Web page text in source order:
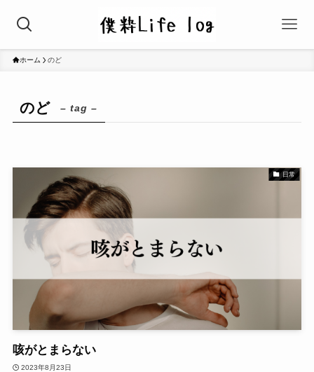
ホーム のど
のど – tag –
日常
咳がとまらない
2023年8月23日